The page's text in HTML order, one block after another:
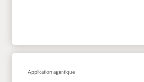
Application agentique